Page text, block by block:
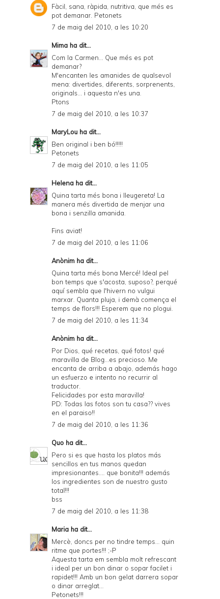
Fàcil, sana, ràpida, nutritiva, que més es
pot demanar. Petonets
7 de maig del 2010, a les 10:20
Mima ha dit...
Com la Carmen... Que més es pot
demanar?
M'encanten les amanides de qualsevol
mena: divertides, diferents, sorprenents,
originals... i aquesta n'es una.
Ptons
7 de maig del 2010, a les 10:37
MaryLou ha dit...
Ben original i ben bó!!!!!
Petonets
7 de maig del 2010, a les 11:05
Helena ha dit...
Quina tarta més bona i lleugereta! La
manera més divertida de menjar una
bona i senzilla amanida.
Fins aviat!
7 de maig del 2010, a les 11:06
Anònim ha dit...
Quina tarta més bona Mercé! Ideal pel
bon temps que s'acosta, suposo?, perqué
aquí sembla que l'hivern no vulgui
marxar. Quanta pluja, i demà comença el
temps de flors!!! Esperem que no plogui.
7 de maig del 2010, a les 11:34
Anònim ha dit...
Por Dios, qué recetas, qué fotos! qué
maravilla de Blog...es precioso. Me
encanta de arriba a abajo, además hago
un esfuerzo e intento no recurrir al
traductor.
Felicidades por esta maravilla!
PD: Todas las fotos son tu casa?? vives
en el paraiso!!
7 de maig del 2010, a les 11:36
Quo ha dit...
Pero si es que hasta los platos más
sencillos en tus manos quedan
impresionantes.... que bonita!!! además
los ingredientes son de nuestro gusto
total!!!
bss
7 de maig del 2010, a les 11:38
Maria ha dit...
Mercè, doncs per no tindre temps... quin
ritme que portes!!! ;-P
Aquesta tarta em sembla molt refrescant
i ideal per un bon dinar o sopar facilet i
rapidet!!! Amb un bon gelat darrera sopar
o dinar arreglat...
Petonets!!!